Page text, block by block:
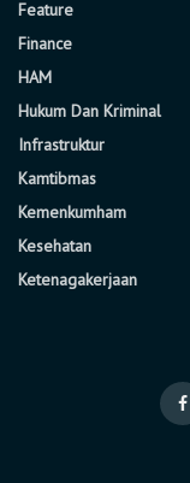
Feature
Finance
HAM
Hukum Dan Kriminal
Infrastruktur
Kamtibmas
Kemenkumham
Kesehatan
Ketenagakerjaan